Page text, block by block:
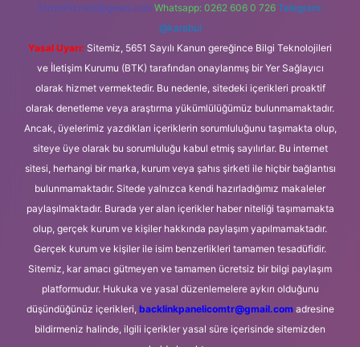
forumhizmeti@gmail.com Whatsapp: 0262 606 0 726 Telegram:
@karabul
Yasal Uyarı: Sitemiz, 5651 Sayılı Kanun gereğince Bilgi Teknolojileri
ve İletişim Kurumu (BTK) tarafından onaylanmış bir Yer Sağlayıcı
olarak hizmet vermektedir. Bu nedenle, sitedeki içerikleri proaktif
olarak denetleme veya araştırma yükümlülüğümüz bulunmamaktadır.
Ancak, üyelerimiz yazdıkları içeriklerin sorumluluğunu taşımakta olup,
siteye üye olarak bu sorumluluğu kabul etmiş sayılırlar. Bu internet
sitesi, herhangi bir marka, kurum veya şahıs şirketi ile hiçbir bağlantısı
bulunmamaktadır. Sitede yalnızca kendi hazırladığımız makaleler
paylaşılmaktadır. Burada yer alan içerikler haber niteliği taşımamakta
olup, gerçek kurum ve kişiler hakkında paylaşım yapılmamaktadır.
Gerçek kurum ve kişiler ile isim benzerlikleri tamamen tesadüfidir.
Sitemiz, kar amacı gütmeyen ve tamamen ücretsiz bir bilgi paylaşım
platformudur. Hukuka ve yasal düzenlemelere aykırı olduğunu
düşündüğünüz içerikleri, backlinkpanelicomtr@gmail.comadresine
bildirmeniz halinde, ilgili içerikler yasal süre içerisinde sitemizden